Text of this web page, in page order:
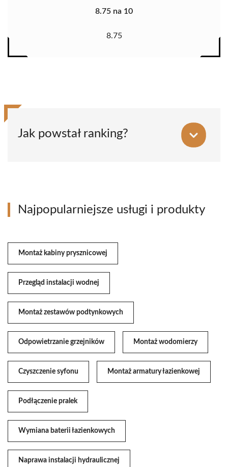
8.75 na 10
8.75
Jak powstał ranking?
Najpopularniejsze usługi i produkty
Montaż kabiny prysznicowej
Przegląd instalacji wodnej
Montaż zestawów podtynkowych
Odpowietrzanie grzejników Montaż wodomierzy
Czyszczenie syfonu Montaż armatury łazienkowej
Podłączenie pralek
Wymiana baterii łazienkowych
Naprawa instalacji hydraulicznej